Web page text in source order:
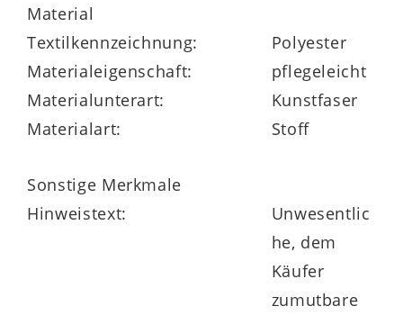
Material
Textilkennzeichnung:
Polyester
Materialeigenschaft:
pflegeleicht
Materialunterart:
Kunstfaser
Materialart:
Stoff
Sonstige Merkmale
Hinweistext:
Unwesentlic
he, dem
Käufer
zumutbare